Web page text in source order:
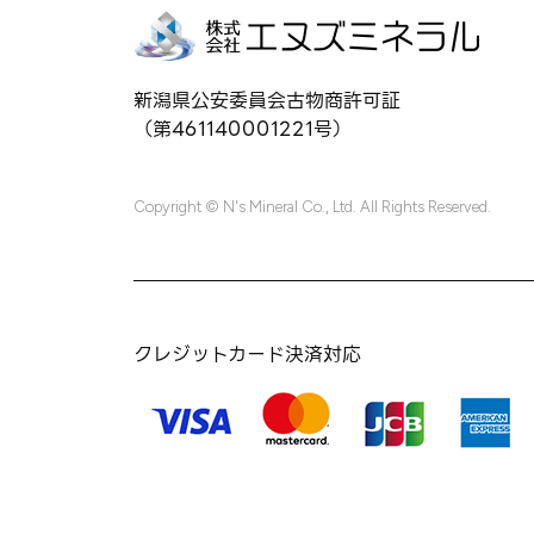
新潟県公安委員会古物商許可証
（第461140001221号）
Copyright © N's Mineral Co., Ltd. All Rights Reserved.
クレジットカード決済対応